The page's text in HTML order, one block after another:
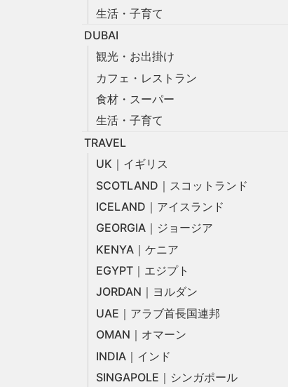
生活・子育て
DUBAI
観光・お出掛け
カフェ・レストラン
食材・スーパー
生活・子育て
TRAVEL
UK｜イギリス
SCOTLAND｜スコットランド
ICELAND｜アイスランド
GEORGIA｜ジョージア
KENYA｜ケニア
EGYPT｜エジプト
JORDAN｜ヨルダン
UAE｜アラブ首長国連邦
OMAN｜オマーン
INDIA｜インド
SINGAPOLE｜シンガポール